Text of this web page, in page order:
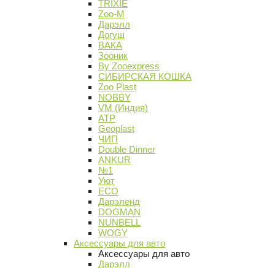
TRIXIE
Zoo-M
Дарэлл
Догуш
ВАКА
Зооник
By Zooexpress
СИБИРСКАЯ КОШКА
Zoo Plast
NOBBY
VM (Индия)
АТР
Geoplast
ЧИП
Double Dinner
ANKUR
№1
Уют
ECO
Дарэленд
DOGMAN
NUNBELL
WOGY
Аксессуары для авто
Аксессуары для авто
Дарэлл